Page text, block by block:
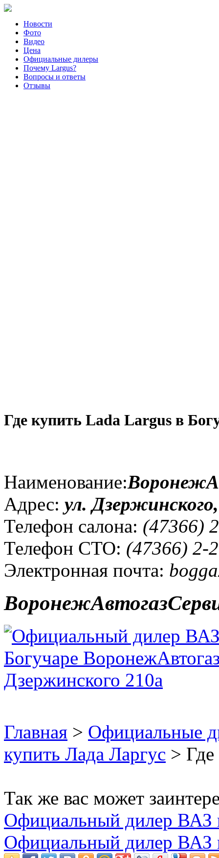
Новости
Фото
Видео
Цена
Официальные дилеры
Почему Largus?
Вопросы и ответы
Отзывы
Где купить Lada Largus в
Наименование:
Адрес: ул.
Телефон салона: (47366)
Телефон СТО: (47366) 2-
Электронная почта:
Главная > Официальные
купить Лада Ларгус >
Так же вас может
Официальный дилер ВАЗ
Официальный дилер ВАЗ